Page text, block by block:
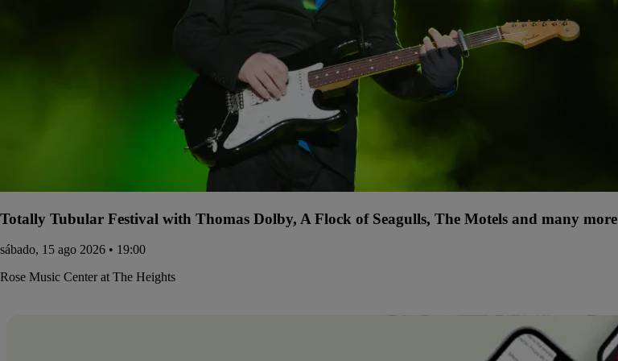
Totally Tubular Festival with Thomas Dolby, A Flock of Seagulls, The Motels and many more
sábado, 15 ago 2026 • 19:00
Rose Music Center at The Heights